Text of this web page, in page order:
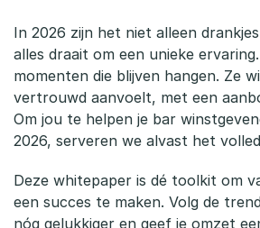
s
2
0
2
6
In 2026 zijn het niet alleen
alles draait om een unieke
momenten die blijven hangen. Ze
vertrouwd aanvoelt, met een
Om jou te helpen je bar
2026, serveren we alvast het
Deze whitepaper is dé toolkit om
een succes te maken. Volg de
nóg gelukkiger en geef je omzet